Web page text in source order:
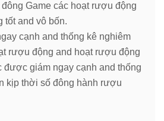
Game các hoạt rượu động
tốt and vô bốn.
cạnh and thống kê nghiêm
rượu động and hoạt rượu động
được giám ngay cạnh and thống
kịp thời số đông hành rượu